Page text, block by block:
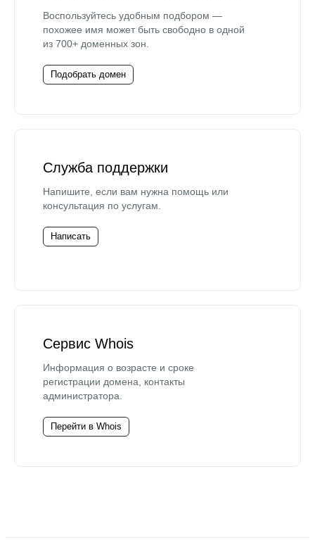
Воспользуйтесь удобным подбором —
похожее имя может быть свободно в одной
из 700+ доменных зон.
Подобрать домен
Служба поддержки
Напишите, если вам нужна помощь или
консультация по услугам.
Написать
Сервис Whois
Информация о возрасте и сроке
регистрации домена, контакты
администратора.
Перейти в Whois